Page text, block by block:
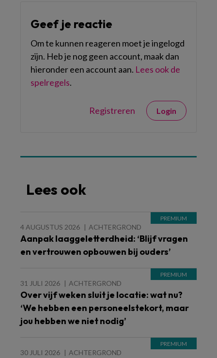
Geef je reactie
Om te kunnen reageren moet je ingelogd
zijn. Heb je nog geen account, maak dan
hieronder een account aan. Lees ook de
spelregels.
Registreren Login
Lees ook
4 AUGUSTUS 2026 ACHTERGROND
Aanpak laaggeletterdheid: ‘Blijf vragen
en vertrouwen opbouwen bij ouders’
31 JULI 2026 ACHTERGROND
Over vijf weken sluit je locatie: wat nu?
‘We hebben een personeelstekort, maar
jou hebben we niet nodig’
30 JULI 2026 ACHTERGROND